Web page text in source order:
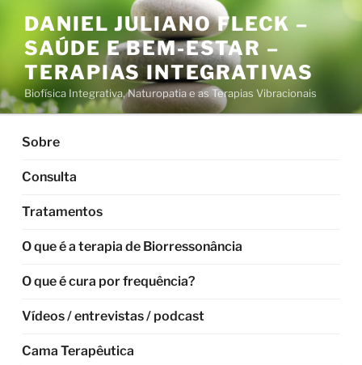
conteúdo
DANIEL JULIANO FLECK –
SAÚDE E BEM-ESTAR –
TERAPIAS INTEGRATIVAS
Biofísica Integrativa, Naturopatia e as Terapias Vibracionais
Sobre
Consulta
Tratamentos
O que é a terapia de Biorressonância
O que é cura por frequência?
Vídeos / entrevistas / podcast
Cama Terapêutica